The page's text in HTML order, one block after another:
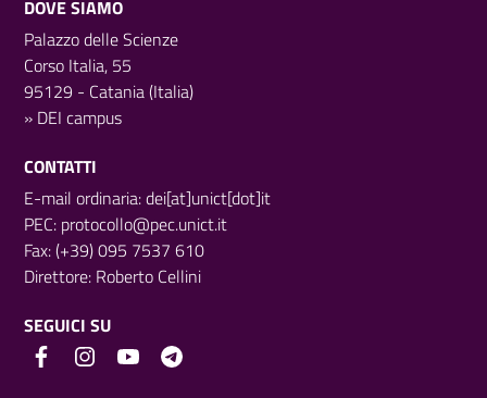
DOVE SIAMO
Palazzo delle Scienze
Corso Italia, 55
95129 - Catania (Italia)
» DEI campus
CONTATTI
E-mail ordinaria: dei[at]unict[dot]it
PEC: protocollo@pec.unict.it
Fax: (+39) 095 7537 610
Direttore: Roberto Cellini
SEGUICI SU